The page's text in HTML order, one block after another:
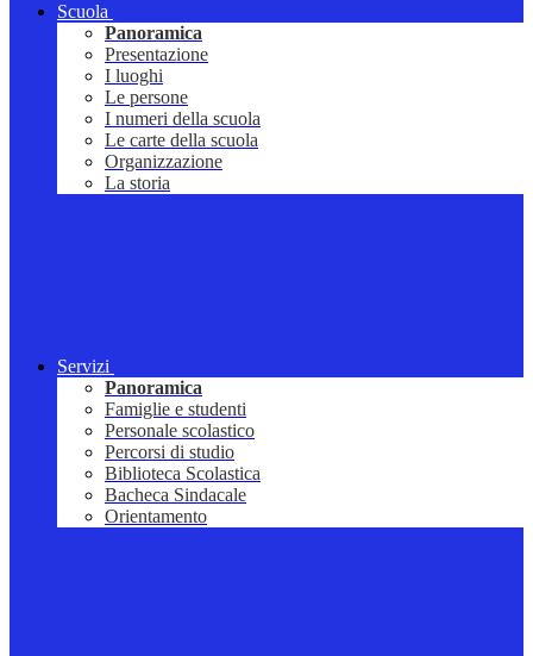
Scuola
Panoramica
Presentazione
I luoghi
Le persone
I numeri della scuola
Le carte della scuola
Organizzazione
La storia
Servizi
Panoramica
Famiglie e studenti
Personale scolastico
Percorsi di studio
Biblioteca Scolastica
Bacheca Sindacale
Orientamento